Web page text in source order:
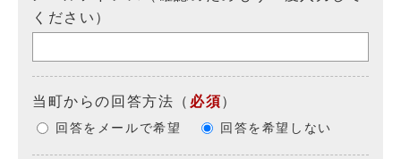
ください）
当町からの回答方法 （ 必須）
回答をメールで希望 回答を希望しない